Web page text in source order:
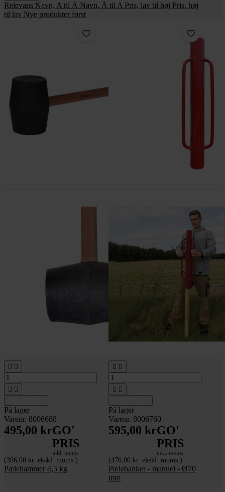
Relevans Navn, A til Å Navn, Å til A Pris, lav til høj Pris, høj
til lav Nye produkter først
 
 
På lager
Varenr. 8006688
495,00 krGO'
PRIS
inkl. moms
(396,00 kr. ekskl. moms.)
Pælehammer 4,5 kg
 
 
På lager
Varenr. 8006760
595,00 krGO'
PRIS
inkl. moms
(476,00 kr. ekskl. moms.)
Pælebanker - manuel - Ø70
mm